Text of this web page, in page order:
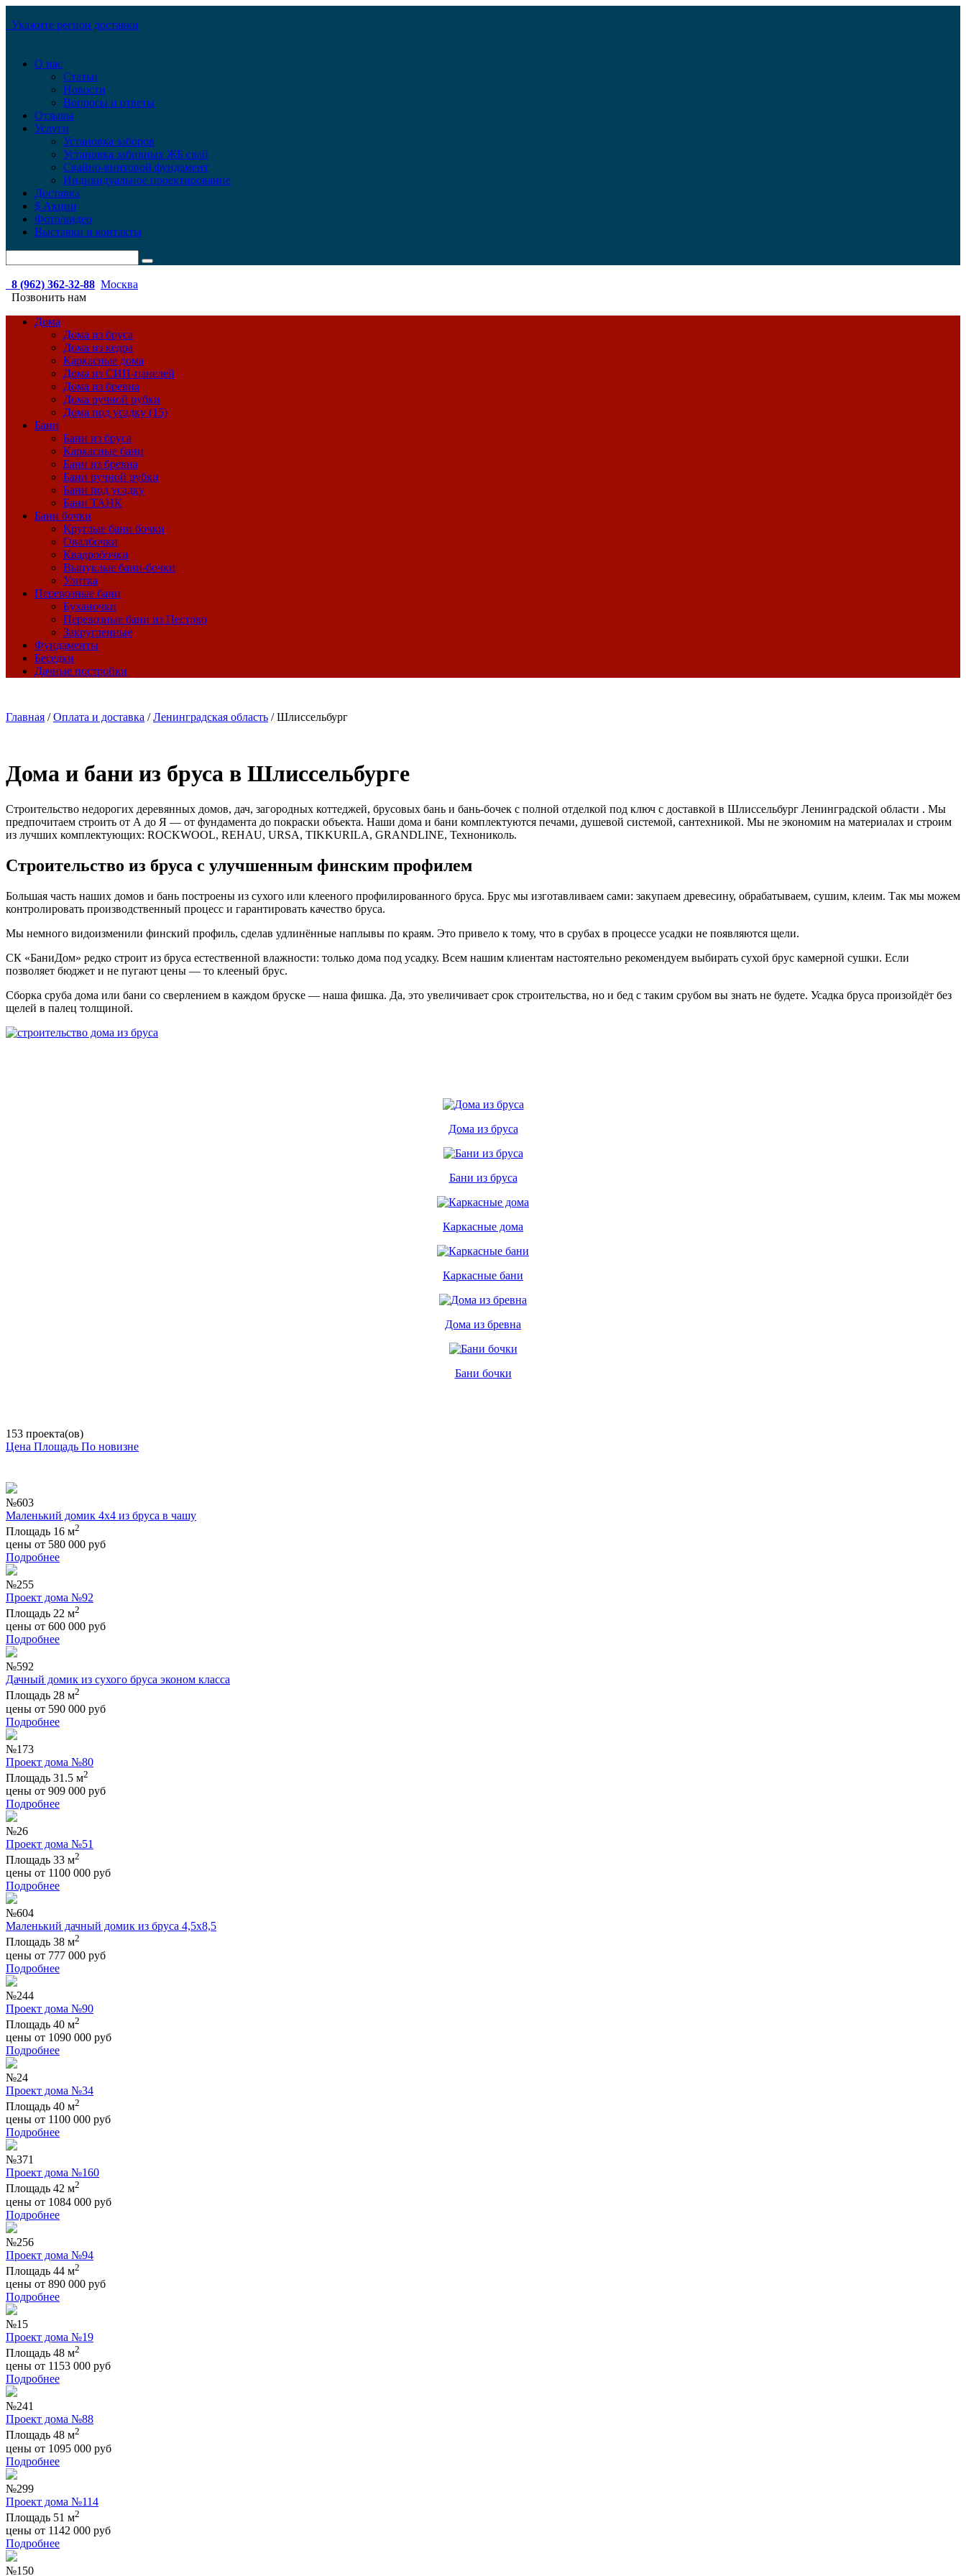
Укажите регион доставки
О нас
Статьи
Новости
Вопросы и ответы
Отзывы
Услуги
Установка заборов
Установка забивных ЖБ свай
Свайно-винтовой фундамент
Индивидуальное проектирование
Доставка
$ Акции
Фото/видео
Выставки и контакты
8 (962) 362-32-88 Москва
Позвонить нам
Дома
Дома из бруса
Дома из кедра
Каркасные дома
Дома из СИП-панелей
Дома из бревна
Дома ручной рубки
Дома под усадку (15)
Бани
Бани из бруса
Каркасные бани
Бани из бревна
Бани ручной рубки
Бани под усадку
Бани ТАНК
Бани бочки
Круглые бани бочки
Овалбочки
Квадробочки
Выпуклые бани-бочки
Улитка
Перевозные бани
Буханочки
Перевозные бани из Пестово
Закругленные
Фундаменты
Беседки
Дачные постройки
Главная /Оплата и доставка /Ленинградская область /Шлиссельбург
Дома и бани из бруса в Шлиссельбурге
Строительство недорогих деревянных домов, дач, загородных коттеджей, брусовых бань и бань-бочек с полной отделкой под ключ с доставкой в Шлиссельбург Ленинградской области . Мы
предпочитаем строить от А до Я — от фундамента до покраски объекта. Наши дома и бани комплектуются печами, душевой системой, сантехникой. Мы не экономим на материалах и строим
из лучших комплектующих: ROCKWOOL, REHAU, URSA, TIKKURILA, GRANDLINE, Технониколь.
Строительство из бруса с улучшенным финским профилем
Большая часть наших домов и бань построены из сухого или клееного профилированного бруса. Брус мы изготавливаем сами: закупаем древесину, обрабатываем, сушим, клеим. Так мы можем
контролировать производственный процесс и гарантировать качество бруса.
Мы немного видоизменили финский профиль, сделав удлинённые наплывы по краям. Это привело к тому, что в срубах в процессе усадки не появляются щели.
СК «БаниДом» редко строит из бруса естественной влажности: только дома под усадку. Всем нашим клиентам настоятельно рекомендуем выбирать сухой брус камерной сушки. Если
позволяет бюджет и не пугают цены — то клееный брус.
Сборка сруба дома или бани со сверлением в каждом бруске — наша фишка. Да, это увеличивает срок строительства, но и бед с таким срубом вы знать не будете. Усадка бруса произойдёт без
щелей в палец толщиной.
Дома из бруса
Бани из бруса
Каркасные дома
Каркасные бани
Дома из бревна
Бани бочки
153 проекта(ов)
Цена Площадь По новизне
№603
Маленький домик 4х4 из бруса в чашу
Площадь 16 м2
цены от 580 000 руб
Подробнее
№255
Проект дома №92
Площадь 22 м2
цены от 600 000 руб
Подробнее
№592
Дачный домик из сухого бруса эконом класса
Площадь 28 м2
цены от 590 000 руб
Подробнее
№173
Проект дома №80
Площадь 31.5 м2
цены от 909 000 руб
Подробнее
№26
Проект дома №51
Площадь 33 м2
цены от 1100 000 руб
Подробнее
№604
Маленький дачный домик из бруса 4,5х8,5
Площадь 38 м2
цены от 777 000 руб
Подробнее
№244
Проект дома №90
Площадь 40 м2
цены от 1090 000 руб
Подробнее
№24
Проект дома №34
Площадь 40 м2
цены от 1100 000 руб
Подробнее
№371
Проект дома №160
Площадь 42 м2
цены от 1084 000 руб
Подробнее
№256
Проект дома №94
Площадь 44 м2
цены от 890 000 руб
Подробнее
№15
Проект дома №19
Площадь 48 м2
цены от 1153 000 руб
Подробнее
№241
Проект дома №88
Площадь 48 м2
цены от 1095 000 руб
Подробнее
№299
Проект дома №114
Площадь 51 м2
цены от 1142 000 руб
Подробнее
№150